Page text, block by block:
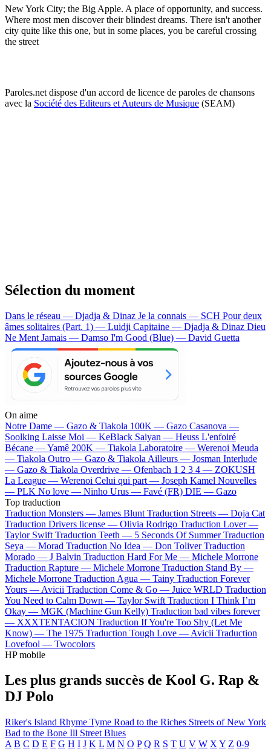
New York City; the Big Apple. A place of opportunity, and success.
Where most men discover their blindest dreams. There isn't another
city quite like this one, but in some places, you be careful crossing
the street
Paroles.net dispose d'un accord de licence de paroles de chansons
avec la Société des Editeurs et Auteurs de Musique (SEAM)
Sélection du moment
Dans le réseau — Djadja & Dinaz Je la connais — SCH Pour deux
âmes solitaires (Part. 1) — Luidji Capitaine — Djadja & Dinaz Dieu
Ne Ment Jamais — Damso I'm Good (Blue) — David Guetta
On aime
Notre Dame — Gazo & Tiakola 100K — Gazo Casanova —
Soolking Laisse Moi — KeBlack Saiyan — Heuss L'enfoiré
Bécane —Yamê 200K — Tiakola Laboratoire — Werenoi Meuda
— Tiakola Outro — Gazo & Tiakola Ailleurs — Josman Interlude
— Gazo & Tiakola Overdrive — Ofenbach 1 2 3 4 — ZOKUSH
La League — Werenoi Celui qui part — Joseph Kamel Nouvelles
— PLK No love — Ninho Urus — Favé (FR) DIE — Gazo
Top traduction
Traduction Monsters — James Blunt Traduction Streets — Doja Cat
Traduction Drivers license — Olivia Rodrigo Traduction Lover —
Taylor Swift Traduction Teeth — 5 Seconds Of Summer Traduction
Seya — Morad Traduction No Idea — Don Toliver Traduction
Morado — J Balvin Traduction Hard For Me — Michele Morrone
Traduction Rapture — Michele Morrone Traduction Stand By —
Michele Morrone Traduction Agua — Tainy Traduction Forever
Yours — Avicii Traduction Come & Go — Juice WRLD Traduction
You Need to Calm Down — Taylor Swift Traduction I Think I’m
Okay — MGK (Machine Gun Kelly) Traduction bad vibes forever
— XXXTENTACION Traduction If You're Too Shy (Let Me
Know) — The 1975 Traduction Tough Love — Avicii Traduction
Lovefool — Twocolors
HP mobile
Les plus grands succès de Kool G. Rap &
DJ Polo
Riker's Island Rhyme Tyme Road to the Riches Streets of New York
Bad to the Bone Ill Street Blues
A B C D E F G H I J K L M N O P Q R S T U V W X Y Z 0-9